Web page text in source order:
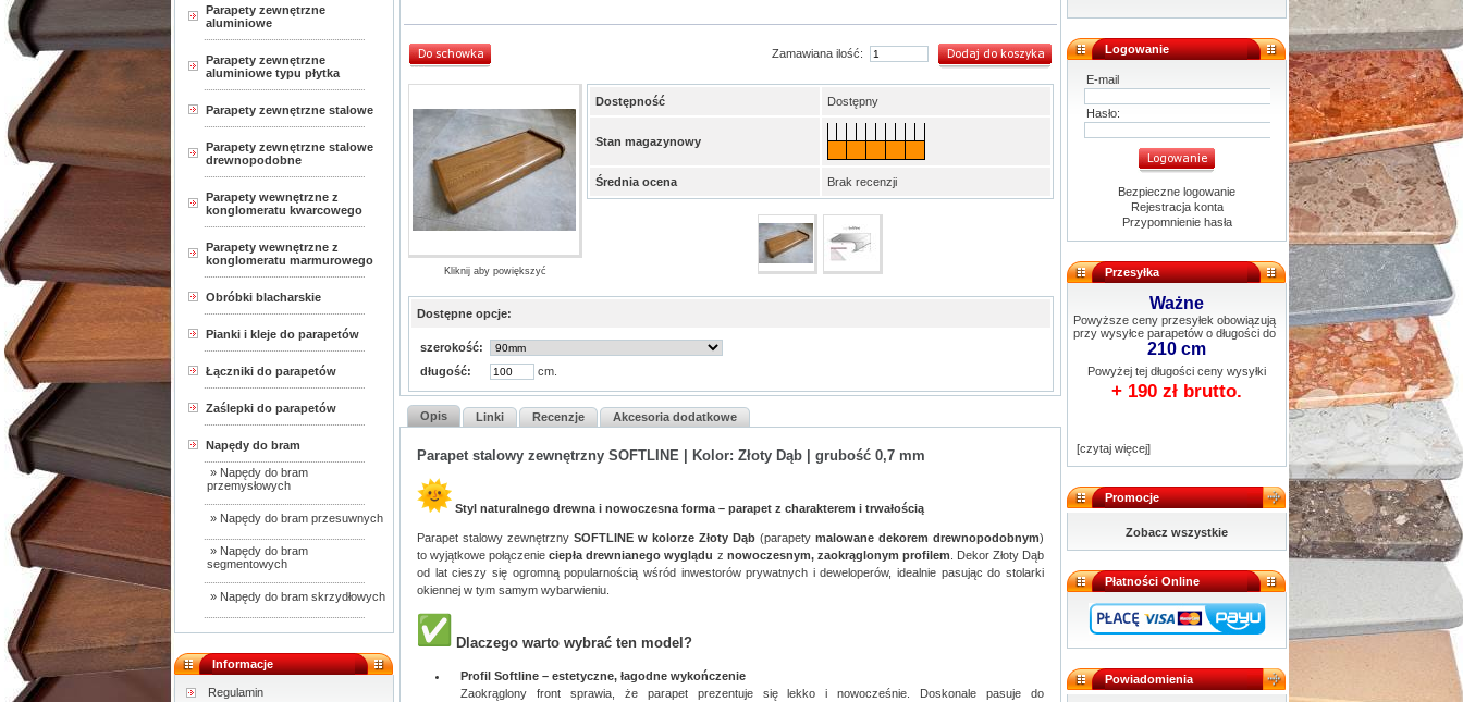
Parapety zewnętrzne
aluminiowe
Parapety zewnętrzne
aluminiowe typu płytka
Parapety zewnętrzne stalowe
Parapety zewnętrzne stalowe
drewnopodobne
Parapety wewnętrzne z
konglomeratu kwarcowego
Parapety wewnętrzne z
konglomeratu marmurowego
Obróbki blacharskie
Pianki i kleje do parapetów
Łączniki do parapetów
Zaślepki do parapetów
Napędy do bram
» Napędy do bram
przemysłowych
» Napędy do bram przesuwnych
» Napędy do bram
segmentowych
» Napędy do bram skrzydłowych
Informacje
Regulamin
Zamawiana ilość:
Kliknij aby powiększyć
Dostępność Dostępny
Stan magazynowy
Średnia ocena Brak recenzji
Dostępne opcje:
szerokość:
długość:
cm.
Opis Linki Recenzje Akcesoria dodatkowe
Parapet stalowy zewnętrzny SOFTLINE | Kolor: Złoty Dąb | grubość 0,7 mm
Styl naturalnego drewna i nowoczesna forma – parapet z charakterem i trwałością
Parapet stalowy zewnętrzny SOFTLINE w kolorze Złoty Dąb (parapety malowane dekorem drewnopodobnym)
to wyjątkowe połączenieciepła drewnianego wyglądu z nowoczesnym, zaokrąglonym profilem . Dekor Złoty Dąb
od lat cieszy się ogromną popularnością wśród inwestorów prywatnych i deweloperów, idealnie pasując do stolarki
okiennej w tym samym wybarwieniu.
Dlaczego warto wybrać ten model?
Profil Softline – estetyczne, łagodne wykończenie
Zaokrąglony front sprawia, że parapet prezentuje się lekko i nowocześnie. Doskonale pasuje do
Logowanie
E-mail
Hasło:
Bezpieczne logowanie
Rejestracja konta
Przypomnienie hasła
Przesyłka
Ważne
Powyższe ceny przesyłek obowiązują
przy wysyłce parapetów o długości do
210 cm
Powyżej tej długości ceny wysyłki
+ 190 zł brutto.
[czytaj więcej]
Promocje
Zobacz wszystkie
Płatności Online
Powiadomienia